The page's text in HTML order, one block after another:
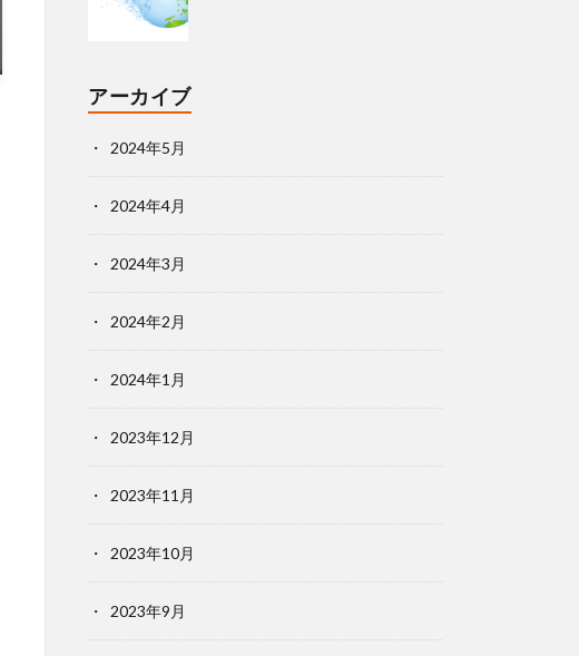
アーカイブ
2024年5月
2024年4月
2024年3月
2024年2月
2024年1月
2023年12月
2023年11月
2023年10月
2023年9月